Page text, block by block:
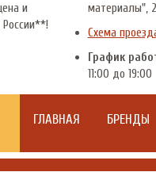
и
материалы",
Схема
График
11:00 до 19:00
ГЛАВНАЯ БРЕНДЫ